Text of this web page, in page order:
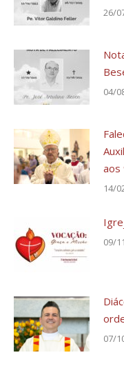
26/
04/
aos
14/
09/
07/